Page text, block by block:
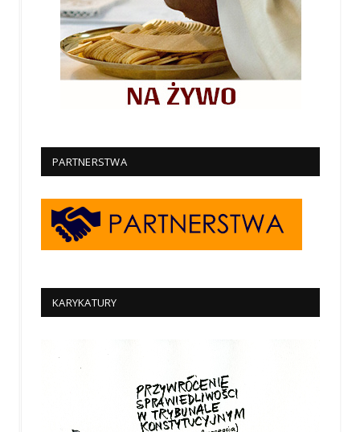
PARTNERSTWA
KARYKATURY